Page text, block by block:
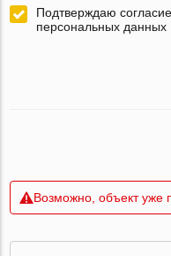
Подтверждаю
персональных данных
Возможно, объект уже